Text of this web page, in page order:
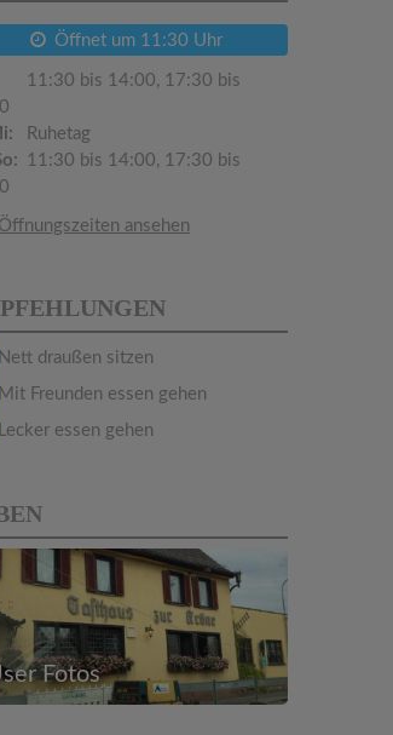
Öffnet um 11:30 Uhr
11:30 bis 14:00, 17:30 bis
Ruhetag
11:30 bis 14:00, 17:30 bis
ansehen
Nett draußen sitzen
Mit Freunden essen gehen
Lecker essen gehen
Fotos